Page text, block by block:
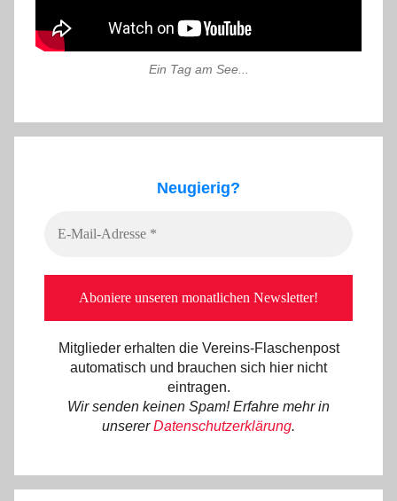
Ein Tag am See...
Neugierig?
Mitglieder erhalten die Vereins-Flaschenpost
automatisch und brauchen sich hier nicht
eintragen.
Wir senden keinen Spam! Erfahre mehr in
unsererDatenschutzerklärung.